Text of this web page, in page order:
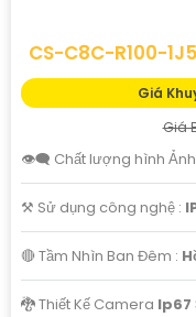
CS-C8C-R100-
Giá
Giá
👁️‍🗨 Chất lượng hình Ảnh
⚒ Sử dụng công nghệ :
🔴 Tầm Nhìn Ban Đêm :
🐉️ Thiết Kế Camera Ip67